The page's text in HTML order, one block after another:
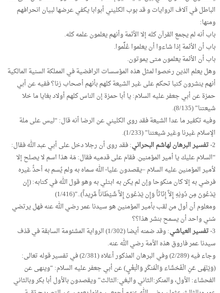
الباطل في آلاف الروايات و قد بوب الكليني أبوابا يكفي عرضها لبيان انحرافهم
ومنها:
باب أنه لم يجمع القرآن كله إلا الأئمة وأنهم يعلمون علمه كله.
باب أن الأئمة إذا شاءوا أن يعلموا عُلِّموا.
باب أن الأئمة يعلمون متى يموتون.
وهل يعلم الذين رخصوا لمثل هذه المؤسسات الرافضية في المملكة السنية المالكية
أنهم ينشرون كتبا تحكم على غير الشيعة كلهم بأنهم أصحاب زنا؟ ففيه عن أبي
حمزة عن أبي جعفر عليه السلام: يا أبا حمزة إن الناس كلهم أولاد بغايا ما خلا
شيعتنا” (8/135).
وفيه تكفير ما عدا الشيعة فقد روى الكليني عن الرضا أنه قال: “ليس على ملة
الإسلام غيرنا وغير شيعتنا” (1/233).
2- تفسير البرهان لهاشم البحراني: فقد روى أن رجلا دخل على أبي عبد الله فقال:
“السلام عليك يا أمير المؤمنين. فقام على قدميه فقال: مَهْ هذا اسم لا يصلح إلا
لأمير المؤمنين عليه السلام –يقصدون عليا- الله سماه به ولم يُسم به أحدُُ غيره
فرضي به إلا كان منكوحا وإن لم يكن به ابتلي به وهو قول الله في كتابه: (إِن
يَدْعُونَ مِن دُونِهِ إِلاَّ إِنَاثاً وَإِن يَدْعُونَ إِلاَّ شَيْطَاناً مَّرِيداً)..”(1/416)
ومعلوم أن أول من لقب بأمير المؤمنين هو سيدنا عمر رضي الله عنه فهل يرتضي
سُني واحد أن يسمح بنشر هذا؟؟
3- تفسير العياشي
: وقد ضمنه أيضا (1/302) الرواية المشئومة السابقة في قذف
سيدنا عمر فاروق هذه الأمة رضي الله عنه.
وجاء فيه (2/289) وفي البرهان المذكور أعلاه (2/381) في تفسير قوله تعالى:
(وَيَنْهَى عَنِ الْفَحْشَاء وَالْمُنكَرِ وَالْبَغْيِ) عن أبي جعفر عليه السلام: “وينهى عن
الفحشاء: الأول، والمنكر:الثاني والبغي:الثالث” ويقصدون بالأول أبا بكر وبالثاني